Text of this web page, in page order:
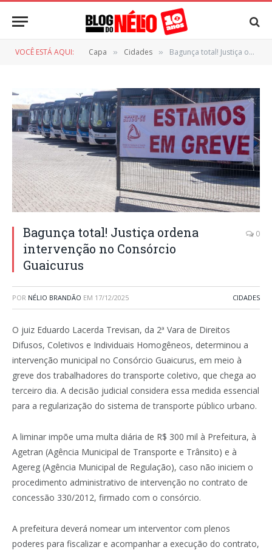
VOCÊ ESTÁ AQUI: Capa » Cidades » Bagunça total! Justiça ordena intervenção no Consórcio Guaicurus
Bagunça total! Justiça ordena
intervenção no Consórcio
Guaicurus
0
POR NÉLIO BRANDÃO EM 17/12/2025 CIDADES
O juiz Eduardo Lacerda Trevisan, da 2ª Vara de Direitos
Difusos, Coletivos e Individuais Homogêneos, determinou a
intervenção municipal no Consórcio Guaicurus, em meio à
greve dos trabalhadores do transporte coletivo, que chega ao
terceiro dia. A decisão judicial considera essa medida essencial
para a regularização do sistema de transporte público urbano.
A liminar impõe uma multa diária de R$ 300 mil à Prefeitura, à
Agetran (Agência Municipal de Transporte e Trânsito) e à
Agereg (Agência Municipal de Regulação), caso não iniciem o
procedimento administrativo de intervenção no contrato de
concessão 330/2012, firmado com o consórcio.
A prefeitura deverá nomear um interventor com plenos
poderes para fiscalizar e acompanhar a execução do contrato,